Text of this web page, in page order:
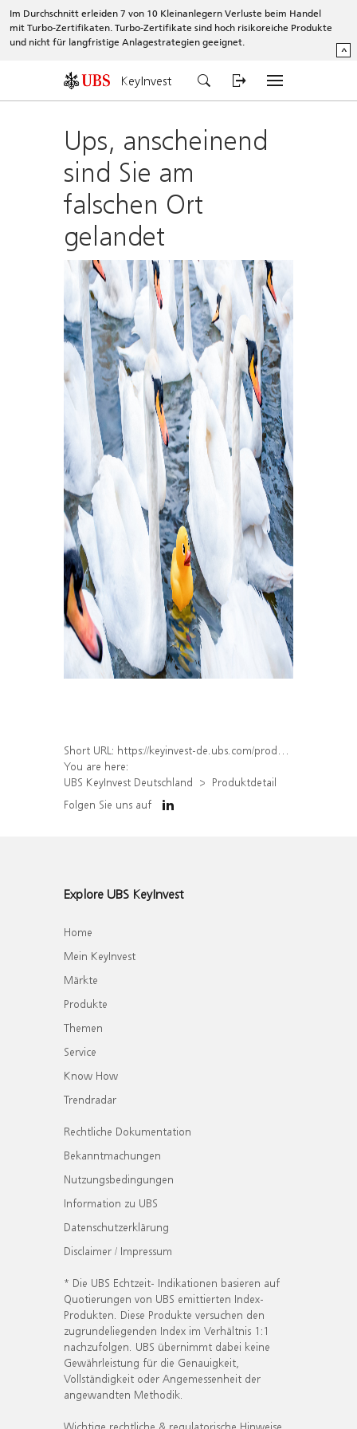
Im Durchschnitt erleiden 7 von 10 Kleinanlegern Verluste beim Handel
mit Turbo-Zertifikaten. Turbo-Zertifikate sind hoch risikoreiche Produkte
und nicht für langfristige Anlagestrategien geeignet.
^
KeyInvest
Ups, anscheinend
sind Sie am
falschen Ort
gelandet
Short URL: https://keyinvest-de.ubs.com/produkt/detail/index/isin/DE000WA6WMN0
You are here:
UBS KeyInvest Deutschland
Produktdetail
Folgen Sie uns auf
Explore UBS KeyInvest
Home
Mein KeyInvest
Märkte
Produkte
Themen
Service
Know How
Trendradar
Rechtliche Dokumentation
Bekanntmachungen
Nutzungsbedingungen
Information zu UBS
Datenschutzerklärung
Disclaimer / Impressum
* Die UBS Echtzeit- Indikationen basieren auf
Quotierungen von UBS emittierten Index-
Produkten. Diese Produkte versuchen den
zugrundeliegenden Index im Verhältnis 1:1
nachzufolgen. UBS übernimmt dabei keine
Gewährleistung für die Genauigkeit,
Vollständigkeit oder Angemessenheit der
angewandten Methodik.